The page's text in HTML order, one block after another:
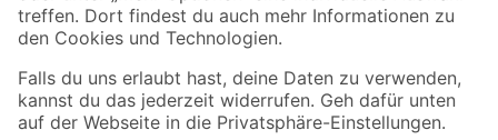
Alle Preisangaben in EUR inkl. gesetzl. MwSt.. Die dargestellten Angebote sind unter
Umständen nicht in allen Märkten verfügbar. Die angegebenen Verfügbarkeiten beziehen